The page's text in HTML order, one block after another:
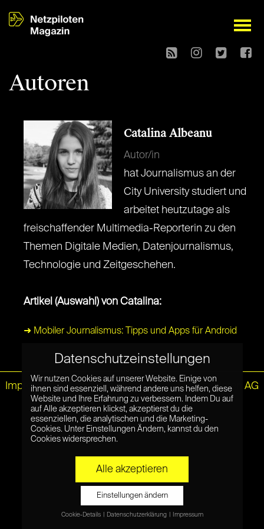
open
Autoren
Catalina Albeanu
Autor/in
hat Journalismus an der
City University studiert und
arbeitet heutzutage als
freischaffender Multimedia-Reporterin zu den
Themen Digitale Medien, Datenjournalismus,
Technologie und Zeitgeschehen.
Artikel (Auswahl) von Catalina:
➜ Mobiler Journalismus: Tipps und Apps für Android
Impressum|Datenschutz © Netzpiloten AG
Datenschutzeinstellungen
Wir nutzen Cookies auf unserer Website. Einige von
ihnen sind essenziell, während andere uns helfen, diese
Website und Ihre Erfahrung zu verbessern. Indem Du auf
auf Alle akzeptieren klickst, akzeptierst du die
essenziellen, die analytischen und die Marketing-
Cookies. Unter Einstellungen Ändern, kannst du den
Cookies widersprechen.
Alle akzeptieren
Einstellungen ändern
Cookie-Details Datenschutzerklärung Impressum